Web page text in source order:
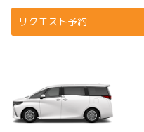
リクエスト予約